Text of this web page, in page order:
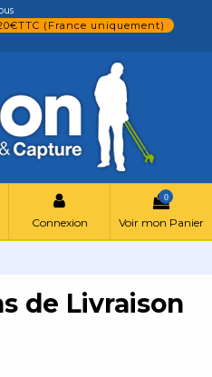
(France uniquement)
Connexion
0
Voir mon Panier
de Livraison